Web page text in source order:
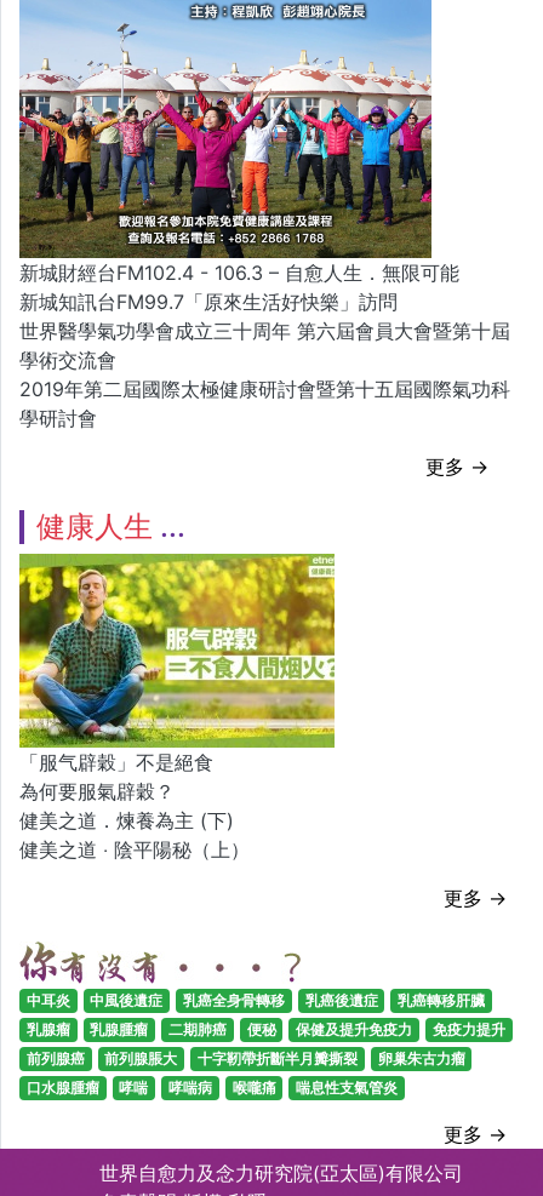
新城財經台FM102.4 - 106.3 – 自愈人生．無限可能
新城知訊台FM99.7「原來生活好快樂」訪問
世界醫學氣功學會成立三十周年 第六屆會員大會暨第十屆
學術交流會
2019年第二屆國際太極健康研討會暨第十五屆國際氣功科
學研討會
更多 →
健康人生
「服气辟穀」不是絕食
為何要服氣辟穀？
健美之道．煉養為主 (下)
健美之道 ‧ 陰平陽秘（上）
更多 →
中耳炎 中風後遺症 乳癌全身骨轉移 乳癌後遺症
乳癌轉移肝臟
乳腺瘤
乳腺腫瘤 二期肺癌 便秘 保健及提升免疫力
免疫力提升
前列腺癌
前列腺脹大 十字靭帶折斷半月瓣撕裂
卵巢朱古力瘤
口水腺腫瘤
哮喘 哮喘病 喉嚨痛 喘息性支氣管炎
更多 →
世界自愈力及念力研究院(亞太區)有限公司